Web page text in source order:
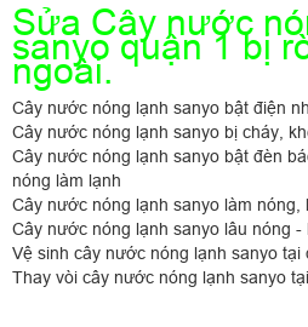
Sửa Cây nước
sanyo quận 1 bị
ngoài.
Cây nước nóng lạnh sanyo bật điện
Cây nước nóng lạnh sanyo bị cháy,
Cây nước nóng lạnh sanyo bật đèn
nóng làm lạnh
Cây nước nóng lạnh sanyo làm nóng,
Cây nước nóng lạnh sanyo lâu nóng
Vệ sinh cây nước nóng lạnh sanyo tại
Thay vòi cây nước nóng lạnh sanyo